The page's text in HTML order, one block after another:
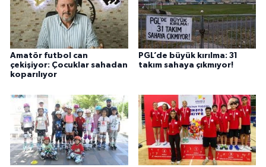
Amatör futbol can
çekişiyor: Çocuklar sahadan
koparılıyor
PGL’de büyük kırılma: 31
takım sahaya çıkmıyor!